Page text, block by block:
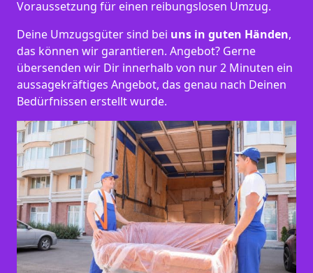
Voraussetzung für einen reibungslosen Umzug.
Deine Umzugsgüter sind bei uns in guten Händen,
das können wir garantieren. Angebot? Gerne
übersenden wir Dir innerhalb von nur 2 Minuten ein
aussagekräftiges Angebot, das genau nach Deinen
Bedürfnissen erstellt wurde.